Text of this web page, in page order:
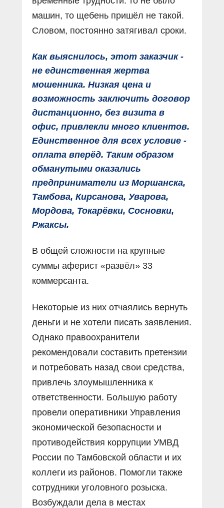
машин, то щебень пришёл не такой.
Словом, постоянно затягивал сроки.
Как выяснилось, этот заказчик -
не единственная жертва
мошенника. Низкая цена и
возможность заключить договор
дистанционно, без визита в
офис, привлекли много клиентов.
Единственное для всех условие -
оплата вперёд. Таким образом
обманутыми оказались
предприниматели из Моршанска,
Тамбова, Кирсанова, Уварова,
Мордова, Токарёвки, Сосновки,
Ржаксы.
В общей сложности на крупные
суммы аферист «развёл» 33
коммерсанта.
Некоторые из них отчаялись вернуть
деньги и не хотели писать заявления.
Однако правоохранители
рекомендовали составить претензии
и потребовать назад свои средства,
привлечь злоумышленника к
ответственности. Большую работу
провели оперативники Управления
экономической безопасности и
противодействия коррупции УМВД
России по Тамбовской области и их
коллеги из районов. Помогли также
сотрудники уголовного розыска.
Возбуждали дела в местах